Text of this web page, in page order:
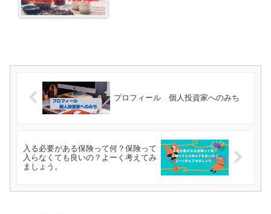
プロフィール 個人投資家へのみち
入る必要がある保険って何？保険って
入らなくても良いの？よーく考えてみ
ましょう。